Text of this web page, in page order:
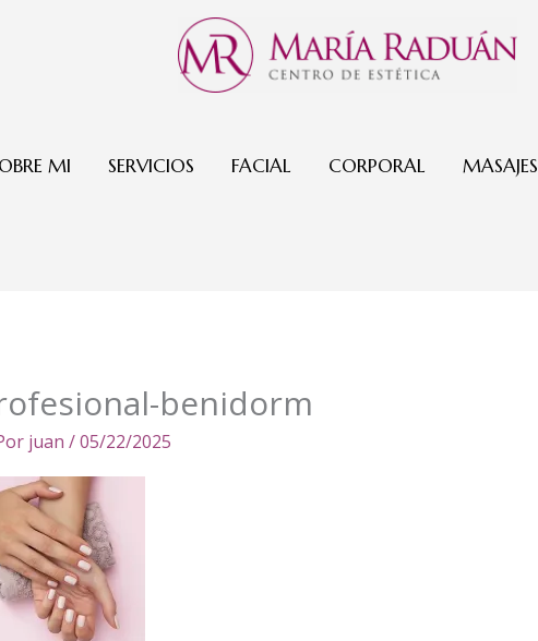
MI SERVICIOS FACIAL CORPORAL MASAJES
benidorm
juan /05/22/2025